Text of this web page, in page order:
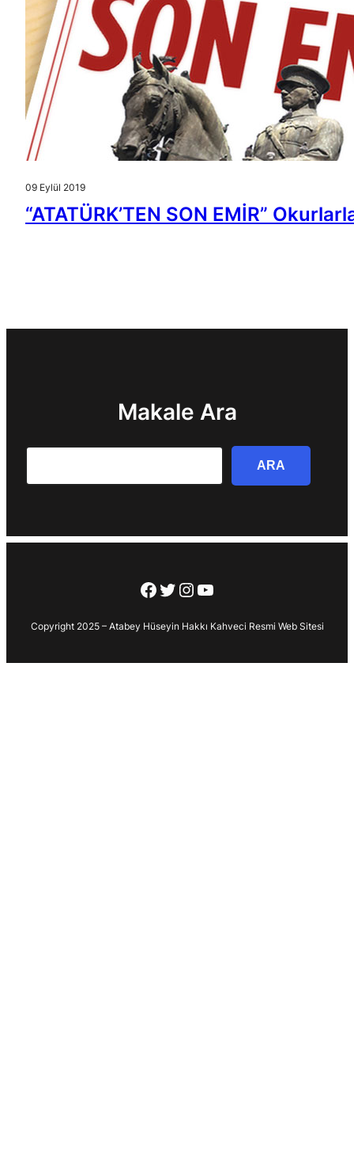
09 Eylül 2019
“ATATÜRK’TEN SON EMİR”
Makale Ara
ARA
Facebook
Twitter
Instagram
YouTube
Copyright 2025 – Atabey Hüseyin Hakkı Kahveci Resmi Web Sitesi